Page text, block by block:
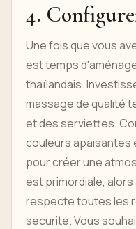
4.
Une fois que vous
est temps
thaïlandais.
massage de qualité
et des serviettes.
couleurs apaisantes
pour créer une
est primordiale,
respecte toutes les
sécurité. Vous